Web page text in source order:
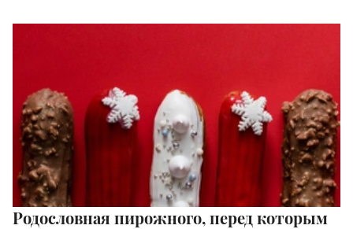
Родословная пирожного, перед которым